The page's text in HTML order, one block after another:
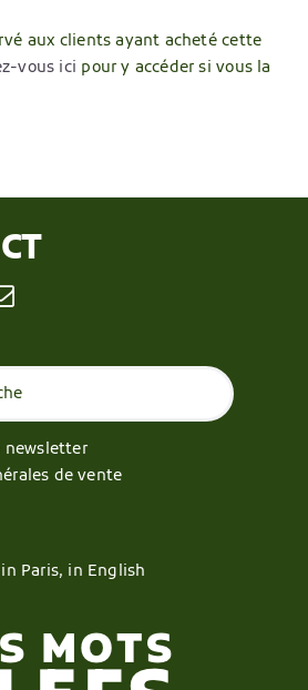
aux clients ayant acheté cette
vous ici pour y accéder si vous la
newsletter
de vente
Paris, in English